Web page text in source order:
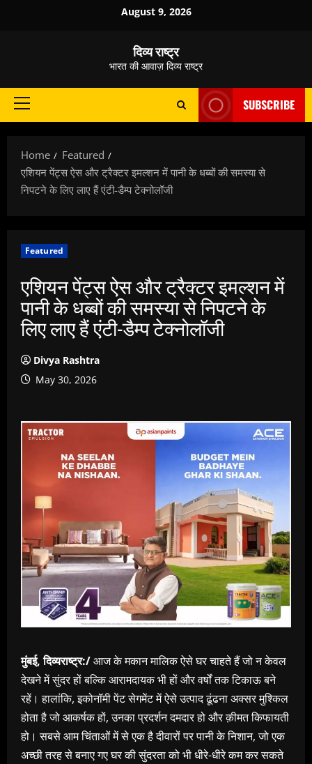
August 9, 2026
दिव्य राष्ट्र
भारत की आवाज़ दिव्य राष्ट्र
Primary
SUBSCRIBE
Home
Featured
एशियन पेंट्स ऐस और ट्रैक्टर इमल्शन में पानी के धब्बों की समस्या से
निपटने के लिए लाए हैं एंटी-डैम्प टेक्नोलॉजी
Featured
एशियन पेंट्स ऐस और ट्रैक्टर इमल्शन में
पानी के धब्बों की समस्या से निपटने के
लिए लाए हैं एंटी-डैम्प टेक्नोलॉजी
Divya Rashtra
May 30, 2026
मुंबई, दिव्यराष्ट्र:/आज के मकान मालिक ऐसे घर चाहते हैं जो न केवल
देखने में सुंदर हों बल्कि आरामदायक भी हों और वर्षों तक टिकाऊ बने
रहें। हालांकि, इकोनॉमी पेंट सेगमेंट में ऐसे उत्पाद ढूंढना अक्सर मुश्किल
होता है जो आकर्षक हों, उनका प्रदर्शन दमदार हो और क़ीमत किफायती
हो। सबसे आम चिंताओं में से एक है दीवारों पर पानी के निशान, जो एक
अच्छी तरह से बनाए गए घर की सुंदरता को भी धीरे-धीरे कम कर सकते